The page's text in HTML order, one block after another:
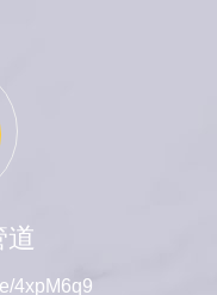
道
4xpM6q9